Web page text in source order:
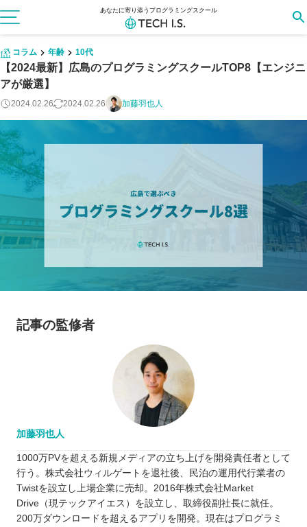
あなたに寄り添うプログラミングスクール
コラム 年齢 10代
【2024最新】広島のプログラミングスクールTOP8【エンジニ
アが厳選】
2024.02.26 2024.02.26 加藤羽也人
記事の監修者
加藤羽也人
1000万PVを超える新規メディアの立ち上げを開発責任者として
行う。株式会社ウィルゲートを退社後、民泊の運用代行業者の
Twistを設立し上場企業に売却。2016年株式会社Market
Drive（現テックアイエス）を設立し、取締役副社長に就任。
200万ダウンロードを超えるアプリを開発。現在はプログラミ